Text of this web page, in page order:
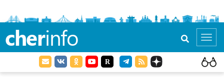
cherinfo